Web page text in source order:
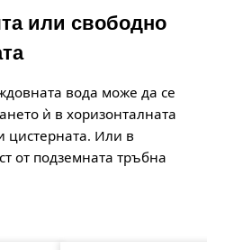
или свободно
вода може да се
ѝ в хоризонталната
цистерната. Или в
от подземната тръбна